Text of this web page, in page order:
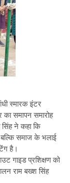
स्मारक इंटर
समापन समारोह
ने कहा कि
बल्कि समाज के भलाई
है।
गाइड प्रशिक्षण को
राम बख्श सिंह